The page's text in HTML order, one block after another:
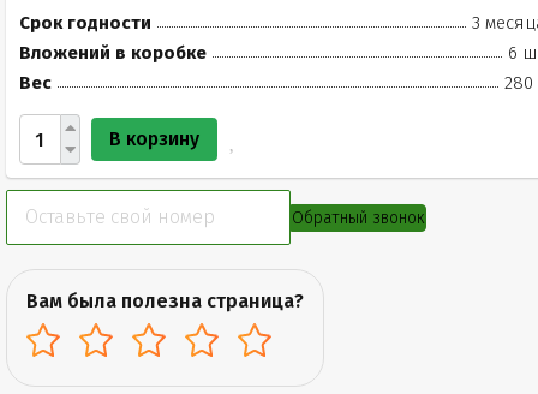
Срок годности
3
Вложений в коробке
6
Вес
280
В корзину
Обратный звонок
Вам была полезна страница?